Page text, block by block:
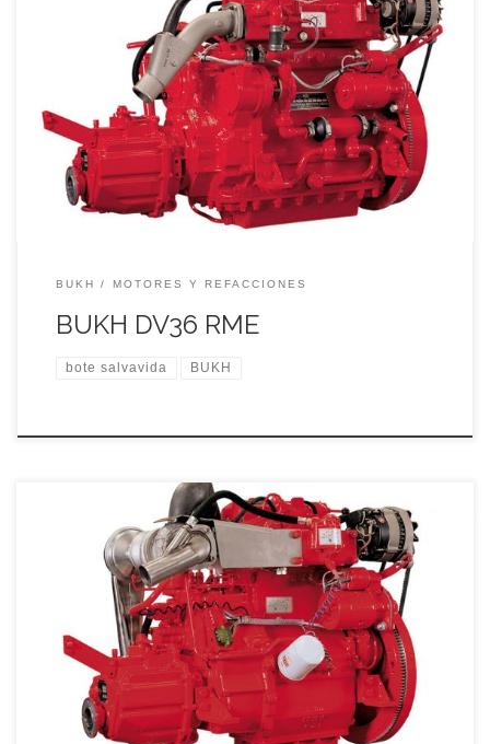
BOTE SALVAVIDAS BUKH CON MOTOR DIESEL 36 caballos
de potencia eficaces y disciplinadas garantizan una
navegación segura y sin problemas.
BUKH MOTORES Y REFACCIONES
BUKH DV36 RME
bote salvavida BUKH
BOTE SALVAVIDAS BUKH CON MOTOR DIESEL 32 caballos
de potencia eficaces y disciplinadas garantizan una
navegación segura y sin problemas.